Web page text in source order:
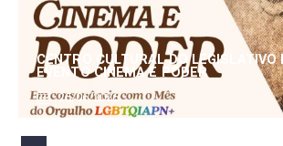
CENTRO CULTURAL DO LEGISLATIVO
EVENTO CINEMA E PODER
25/06/2026